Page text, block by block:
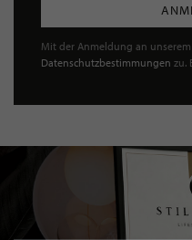
Mit der Anmeldung an
Datenschutzbestimmungen zu.